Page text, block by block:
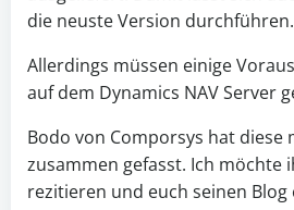
die neuste Version durchführen.
Allerdings müssen einige
auf dem Dynamics NAV Server
Bodo von Comporsys hat diese
zusammen gefasst. Ich möchte
rezitieren und euch seinen Blog